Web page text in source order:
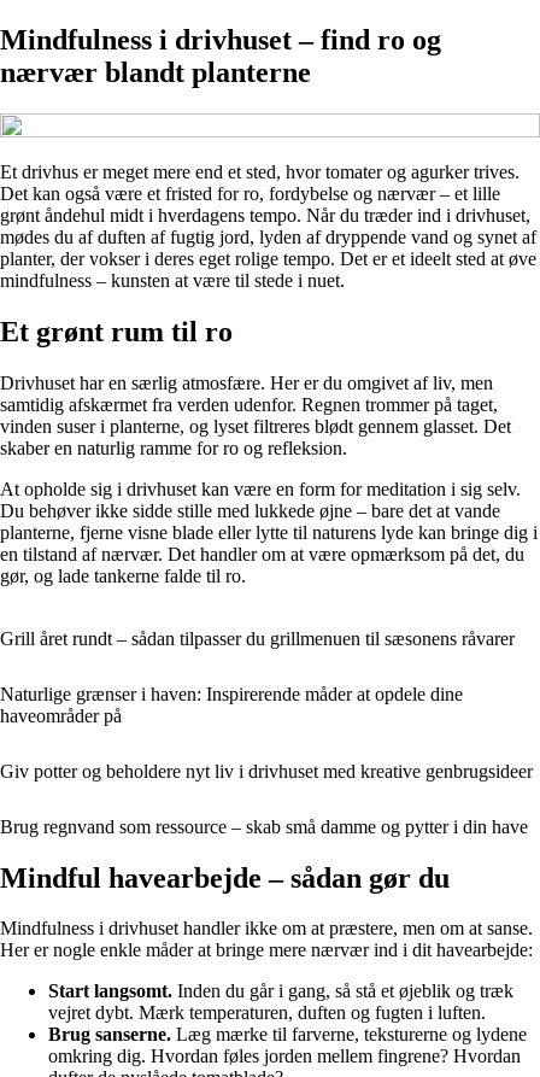
Mindfulness i drivhuset – find ro og
nærvær blandt planterne
Et drivhus er meget mere end et sted, hvor tomater og agurker trives.
Det kan også være et fristed for ro, fordybelse og nærvær – et lille
grønt åndehul midt i hverdagens tempo. Når du træder ind i drivhuset,
mødes du af duften af fugtig jord, lyden af dryppende vand og synet af
planter, der vokser i deres eget rolige tempo. Det er et ideelt sted at øve
mindfulness – kunsten at være til stede i nuet.
Et grønt rum til ro
Drivhuset har en særlig atmosfære. Her er du omgivet af liv, men
samtidig afskærmet fra verden udenfor. Regnen trommer på taget,
vinden suser i planterne, og lyset filtreres blødt gennem glasset. Det
skaber en naturlig ramme for ro og refleksion.
At opholde sig i drivhuset kan være en form for meditation i sig selv.
Du behøver ikke sidde stille med lukkede øjne – bare det at vande
planterne, fjerne visne blade eller lytte til naturens lyde kan bringe dig i
en tilstand af nærvær. Det handler om at være opmærksom på det, du
gør, og lade tankerne falde til ro.
Grill året rundt – sådan tilpasser du grillmenuen til sæsonens råvarer
Naturlige grænser i haven: Inspirerende måder at opdele dine
haveområder på
Giv potter og beholdere nyt liv i drivhuset med kreative genbrugsideer
Brug regnvand som ressource – skab små damme og pytter i din have
Mindful havearbejde – sådan gør du
Mindfulness i drivhuset handler ikke om at præstere, men om at sanse.
Her er nogle enkle måder at bringe mere nærvær ind i dit havearbejde:
Start langsomt. Inden du går i gang, så stå et øjeblik og træk
vejret dybt. Mærk temperaturen, duften og fugten i luften.
Brug sanserne. Læg mærke til farverne, teksturerne og lydene
omkring dig. Hvordan føles jorden mellem fingrene? Hvordan